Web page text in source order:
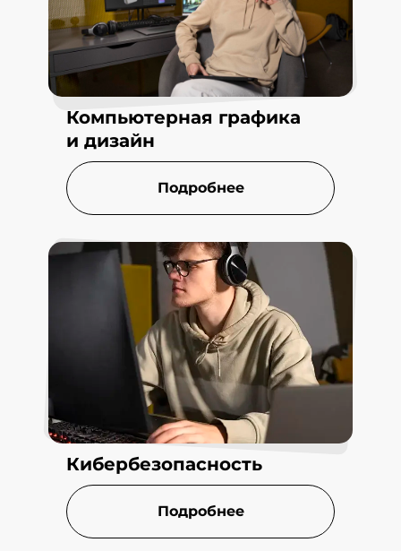
Компьютерная графика
и дизайн
Подробнее
Подробнее
Кибербезопасность